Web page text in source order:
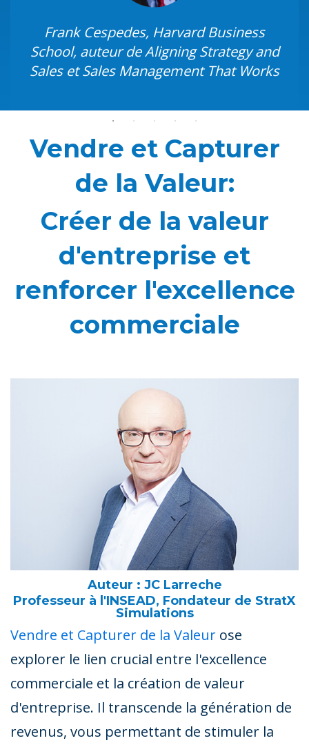
Frank Cespedes, Harvard Business
School, auteur de Aligning Strategy and
Sales et Sales Management That Works
Solutions Client, IGT Systems, Philips
Healthcare
Vendre et Capturer
de la Valeur:
Créer de la valeur
d'entreprise et
renforcer l'excellence
commerciale
Auteur : JC Larreche
Professeur à l'INSEAD, Fondateur de StratX
Simulations
Vendre et Capturer de la Valeur ose
explorer le lien crucial entre l'excellence
commerciale et la création de valeur
d'entreprise. Il transcende la génération de
revenus, vous permettant de stimuler la